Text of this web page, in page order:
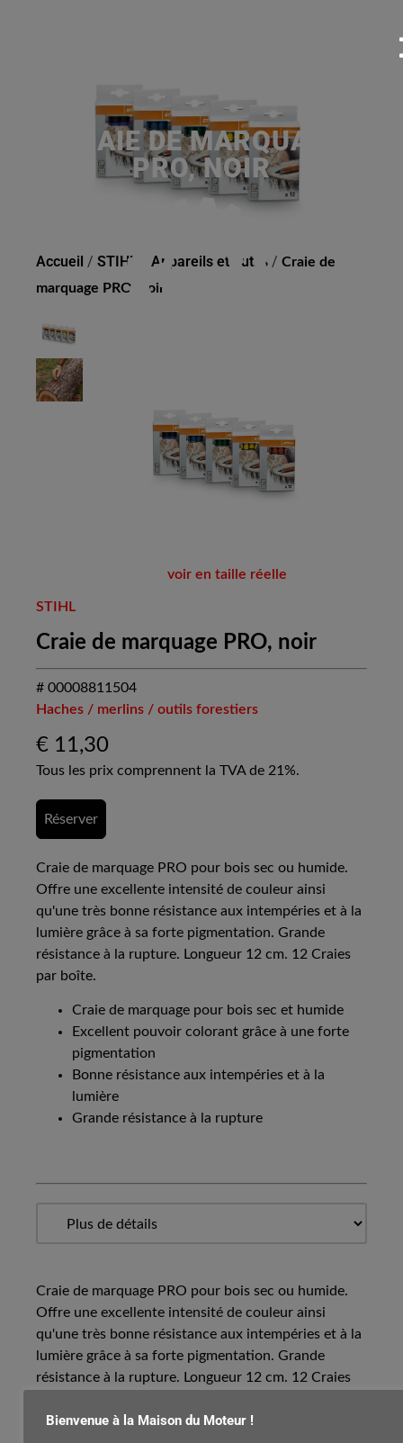
CRAIE DE MARQUAGE
PRO, NOIR
Accueil / STIHL Appareils et outils / Craie de
marquage PRO, noir
voir en taille réelle
STIHL
Craie de marquage PRO, noir
# 00008811504
Haches / merlins / outils forestiers
€ 11,30
Tous les prix comprennent la TVA de 21%.
Réserver
Craie de marquage PRO pour bois sec ou humide.
Offre une excellente intensité de couleur ainsi
qu'une très bonne résistance aux intempéries et à la
lumière grâce à sa forte pigmentation. Grande
résistance à la rupture. Longueur 12 cm. 12 Craies
par boîte.
Craie de marquage pour bois sec et humide
Excellent pouvoir colorant grâce à une forte
pigmentation
Bonne résistance aux intempéries et à la
lumière
Grande résistance à la rupture
Craie de marquage PRO pour bois sec ou humide.
Offre une excellente intensité de couleur ainsi
qu'une très bonne résistance aux intempéries et à la
lumière grâce à sa forte pigmentation. Grande
résistance à la rupture. Longueur 12 cm. 12 Craies
Bienvenue à la Maison du Moteur !